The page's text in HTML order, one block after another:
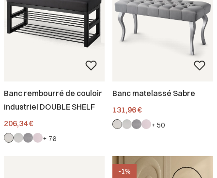
Banc rembourré de couloir
industriel DOUBLE SHELF
Prix
206,34 €
+ 76
Banc matelassé Sabre
Prix
131,96 €
+ 50
-1%